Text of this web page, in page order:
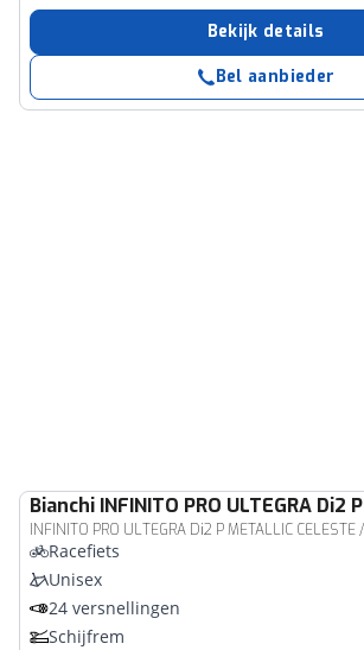
Bekijk details
Bel aanbieder
Bianchi INFINITO PRO ULTEGRA Di2 P
Racefiets
Unisex
24 versnellingen
Schijfrem